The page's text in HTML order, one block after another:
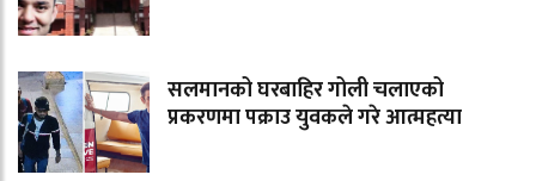
सलमानको घरबाहिर गोली चलाएको
प्रकरणमा पक्राउ युवकले गरे आत्महत्या